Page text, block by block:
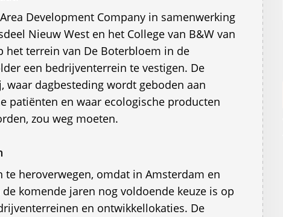
Development Company in samenwerking
Nieuw West en het College van B&W van
het terrein van De Boterbloem in de
een bedrijventerrein te vestigen. De
waar dagbesteding wordt geboden aan
patiënten en waar ecologische producten
zou weg moeten.
te heroverwegen, omdat in Amsterdam en
komende jaren nog voldoende keuze is op
en ontwikkellokaties. De